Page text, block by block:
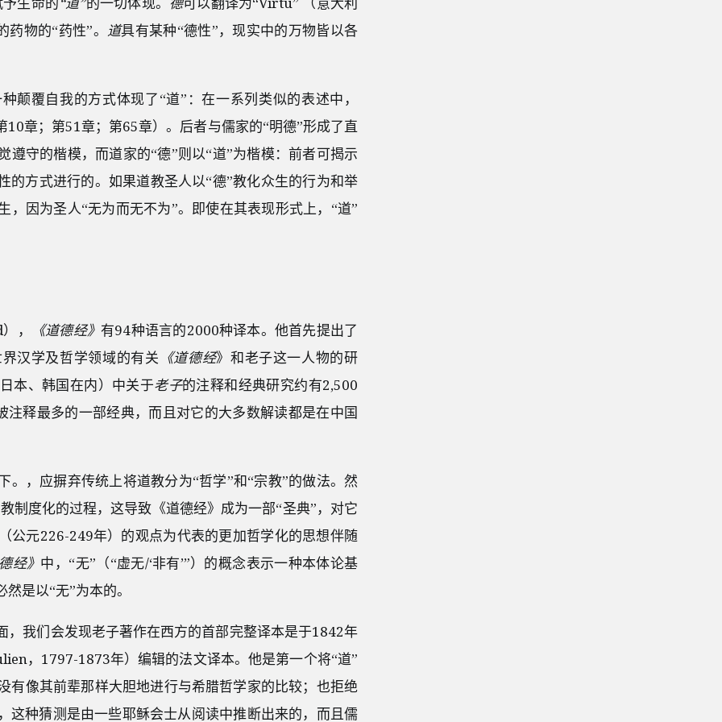
物的“药性”。 道具有某种“德性”，现实中的万物皆以各
颠覆自我的方式体现了“道”：在一系列类似的表述中，
10章；第51章；第65章）。后者与儒家的“明德”形成了直
遵守的楷模，而道家的“德”则以“道”为楷模：前者可揭示
的方式进行的。如果道教圣人以“德”教化众生的行为和举
，因为圣人“无为而无不为”。即使在其表现形式上，“道”
， 《道德经》 有94种语言的2000种译本。他首先提出了
汉学及哲学领域的有关 《道德经》和老子这一人物的研
本、韩国在内）中关于老子的注释和经典研究约有2,500
注释最多的一部经典，而且对它的大多数解读都是在中国
。，应摒弃传统上将道教分为“哲学”和“宗教”的做法。然
制度化的过程，这导致《道德经》成为一部“圣典”，对它
公元226-249年）的观点为代表的更加哲学化的思想伴随
经》 中，“无”（“虚无/‘非有’”）的概念表示一种本体论基
是以“无”为本的。
，我们会发现老子著作在西方的首部完整译本是于1842年
，1797-1873年）编辑的法文译本。他是第一个将“道”
有像其前辈那样大胆地进行与希腊哲学家的比较；也拒绝
这种猜测是由一些耶稣会士从阅读中推断出来的，而且儒